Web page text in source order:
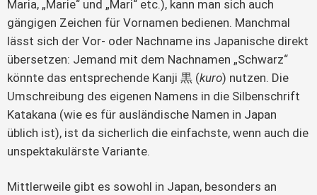
Maria, „Marie“ und „Mari“ etc.), kann man sich auch
gängigen Zeichen für Vornamen bedienen. Manchmal
lässt sich der Vor- oder Nachname ins Japanische direkt
übersetzen: Jemand mit dem Nachnamen „Schwarz“
könnte das entsprechende Kanji 黒 (kuro) nutzen. Die
Umschreibung des eigenen Namens in die Silbenschrift
Katakana (wie es für ausländische Namen in Japan
üblich ist), ist da sicherlich die einfachste, wenn auch die
unspektakulärste Variante.
Mittlerweile gibt es sowohl in Japan, besonders an